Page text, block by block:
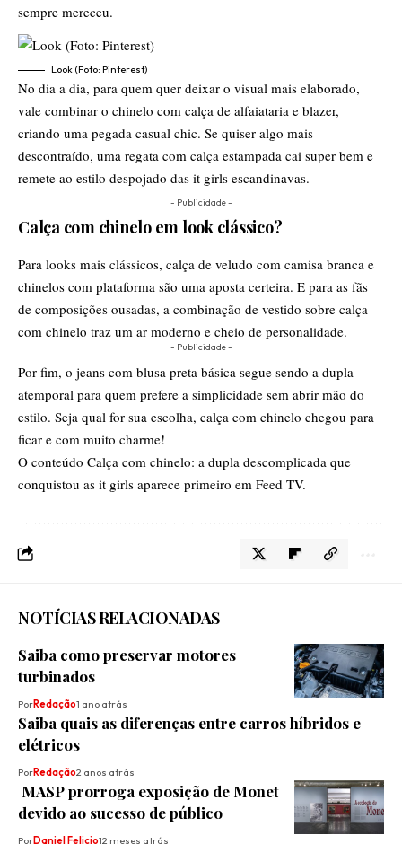
sempre mereceu.
Look (Foto: Pinterest)
No dia a dia, para quem quer deixar o visual mais elaborado,
vale combinar o chinelo com calça de alfaiataria e blazer,
criando uma pegada casual chic. Se quiser algo mais
descontraído, uma regata com calça estampada cai super bem e
remete ao estilo despojado das it girls escandinavas.
- Publicidade -
Calça com chinelo em look clássico?
Para looks mais clássicos, calça de veludo com camisa branca e
chinelos com plataforma são uma aposta certeira. E para as fãs
de composições ousadas, a combinação de vestido sobre calça
com chinelo traz um ar moderno e cheio de personalidade.
- Publicidade -
Por fim, o jeans com blusa preta básica segue sendo a dupla
atemporal para quem prefere a simplicidade sem abrir mão do
estilo. Seja qual for sua escolha, calça com chinelo chegou para
ficar e com muito charme!
O conteúdo Calça com chinelo: a dupla descomplicada que
conquistou as it girls aparece primeiro em Feed TV.
NOTÍCIAS RELACIONADAS
Saiba como preservar motores
turbinados
PorRedação1 ano atrás
Saiba quais as diferenças entre carros híbridos e
elétricos
PorRedação2 anos atrás
MASP prorroga exposição de Monet
devido ao sucesso de público
PorDaniel Felicio12 meses atrás